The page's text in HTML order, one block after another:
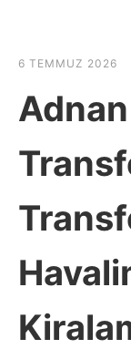
6 TEMMUZ 2026